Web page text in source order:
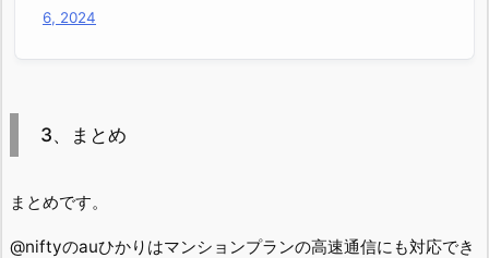
6, 2024
3、まとめ
まとめです。
@niftyのauひかりはマンションプランの高速通信にも対応でき